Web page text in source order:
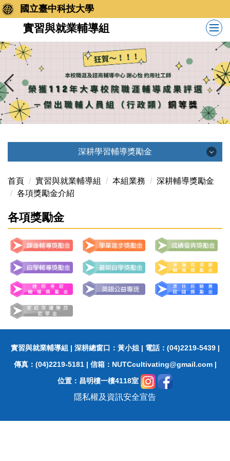
跳
到
要
區
國立臺中科技大學
實習與就業輔導組
深耕學習輔導獎勵金
深耕學習輔導獎勵金
最新消息
獎勵金各類文件下載
各項獎勵金介紹
首頁 實習與就業輔導組 本組業務
深耕輔導獎勵金
各項獎勵金介紹
各項獎勵金
實習與就業輔導組 | 深耕總窗口：黃小姐 | 電話：(04)2219-5439 |
傳真：(04)2219-5181 | 信箱： NUTCcultivating@gmail.com|
位置：昌明樓一樓4118室
隱私權及資訊安全宣告